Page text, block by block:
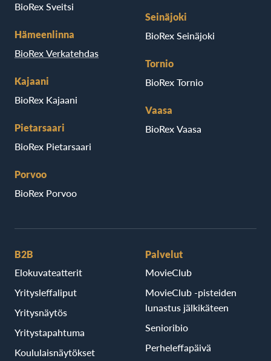
BioRex Sveitsi
Hämeenlinna
BioRex Verkatehdas
Kajaani
BioRex Kajaani
Pietarsaari
BioRex Pietarsaari
Porvoo
BioRex Porvoo
Seinäjoki
BioRex Seinäjoki
Tornio
BioRex Tornio
Vaasa
BioRex Vaasa
B2B
Elokuvateatterit
Yritysleffaliput
Yritysnäytös
Yritystapahtuma
Koululaisnäytökset
Palvelut
MovieClub
MovieClub -pisteiden
lunastus jälkikäteen
Senioribio
Perheleffapäivä